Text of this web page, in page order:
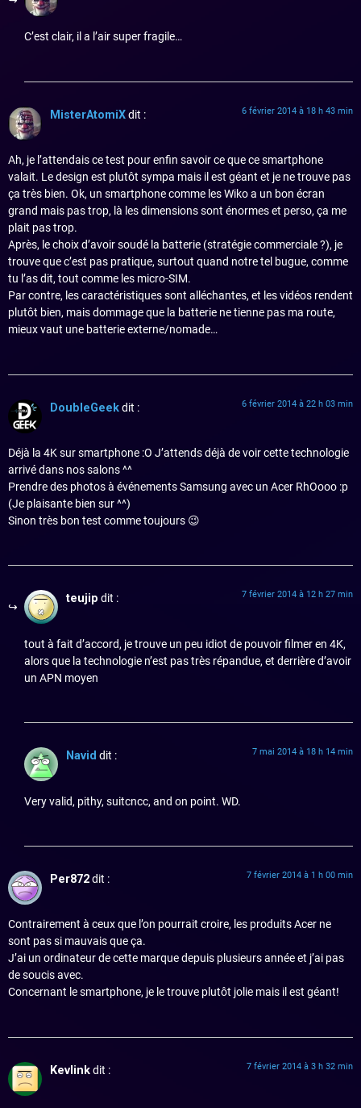
C’est clair, il a l’air super fragile…
MisterAtomiXdit : 6 février 2014 à 18 h 43 min
Ah, je l’attendais ce test pour enfin savoir ce que ce smartphone
valait. Le design est plutôt sympa mais il est géant et je ne trouve pas
ça très bien. Ok, un smartphone comme les Wiko a un bon écran
grand mais pas trop, là les dimensions sont énormes et perso, ça me
plait pas trop.
Après, le choix d’avoir soudé la batterie (stratégie commerciale ?), je
trouve que c’est pas pratique, surtout quand notre tel bugue, comme
tu l’as dit, tout comme les micro-SIM.
Par contre, les caractéristiques sont alléchantes, et les vidéos rendent
plutôt bien, mais dommage que la batterie ne tienne pas ma route,
mieux vaut une batterie externe/nomade…
DoubleGeekdit : 6 février 2014 à 22 h 03 min
Déjà la 4K sur smartphone :O J’attends déjà de voir cette technologie
arrivé dans nos salons ^^
Prendre des photos à événements Samsung avec un Acer RhOooo :p
(Je plaisante bien sur ^^)
Sinon très bon test comme toujours 😉
teujip dit : 7 février 2014 à 12 h 27 min
tout à fait d’accord, je trouve un peu idiot de pouvoir filmer en 4K,
alors que la technologie n’est pas très répandue, et derrière d’avoir
un APN moyen
Navid dit : 7 mai 2014 à 18 h 14 min
Very valid, pithy, suitcncc, and on point. WD.
Per872dit : 7 février 2014 à 1 h 00 min
Contrairement à ceux que l’on pourrait croire, les produits Acer ne
sont pas si mauvais que ça.
J’ai un ordinateur de cette marque depuis plusieurs année et j’ai pas
de soucis avec.
Concernant le smartphone, je le trouve plutôt jolie mais il est géant!
Kevlinkdit : 7 février 2014 à 3 h 32 min